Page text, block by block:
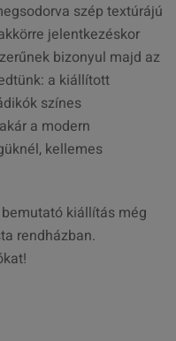
szép textúrájú
jelentkezéskor
bizonyul majd az
a kiállított
színes
a modern
kellemes
kiállítás még
rendházban.